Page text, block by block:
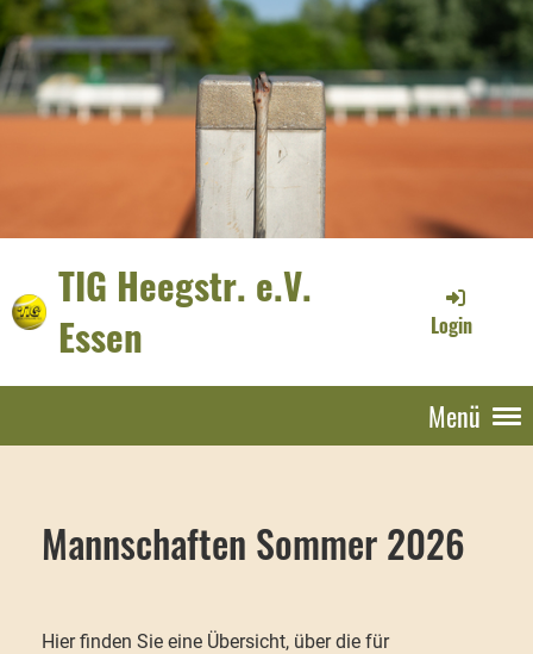
TIG Heegstr. e.V.
Essen
Login
Menü
Mannschaften Sommer 2026
Hier finden Sie eine Übersicht, über die für